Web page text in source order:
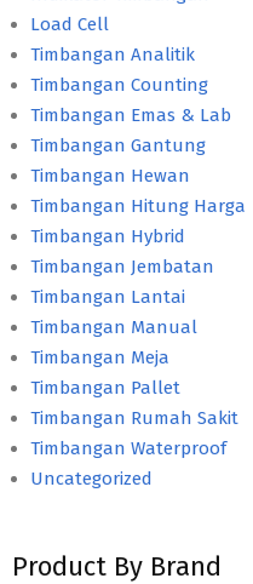
Load Cell
Timbangan Analitik
Timbangan Counting
Timbangan Emas & Lab
Timbangan Gantung
Timbangan Hewan
Timbangan Hitung Harga
Timbangan Hybrid
Timbangan Jembatan
Timbangan Lantai
Timbangan Manual
Timbangan Meja
Timbangan Pallet
Timbangan Rumah Sakit
Timbangan Waterproof
Uncategorized
Product By Brand